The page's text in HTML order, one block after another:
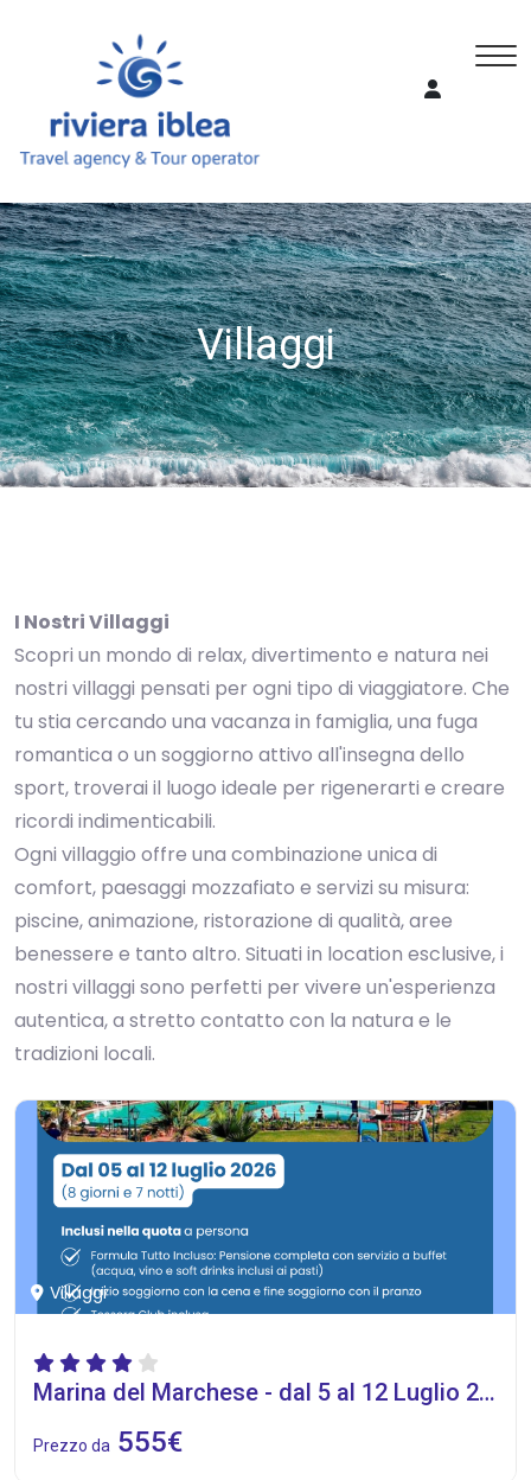
Villaggi
I Nostri Villaggi
Scopri un mondo di relax, divertimento e natura nei
nostri villaggi pensati per ogni tipo di viaggiatore. Che
tu stia cercando una vacanza in famiglia, una fuga
romantica o un soggiorno attivo all'insegna dello
sport, troverai il luogo ideale per rigenerarti e creare
ricordi indimenticabili.
Ogni villaggio offre una combinazione unica di
comfort, paesaggi mozzafiato e servizi su misura:
piscine, animazione, ristorazione di qualità, aree
benessere e tanto altro. Situati in location esclusive, i
nostri villaggi sono perfetti per vivere un'esperienza
autentica, a stretto contatto con la natura e le
tradizioni locali.
Villaggi
Marina del Marchese - dal 5 al 12 Luglio 2026
Prezzo da 555€